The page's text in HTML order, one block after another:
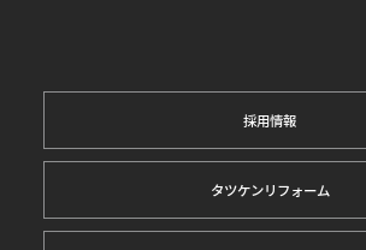
採用情報
タツケンリフォーム